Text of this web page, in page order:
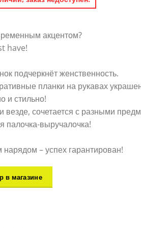
акцентом?
have!
подчеркнёт женственность.
планки на рукавах
и стильно!
везде, сочетается с разными
палочка-выручалочка!
– успех гарантирован!
в магазине